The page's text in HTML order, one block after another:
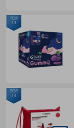
TOP
13
TOP
14